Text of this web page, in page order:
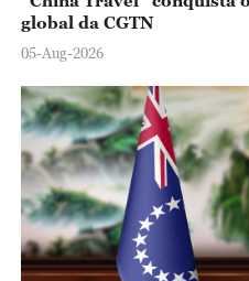
global da CGTN
05-Aug-2026